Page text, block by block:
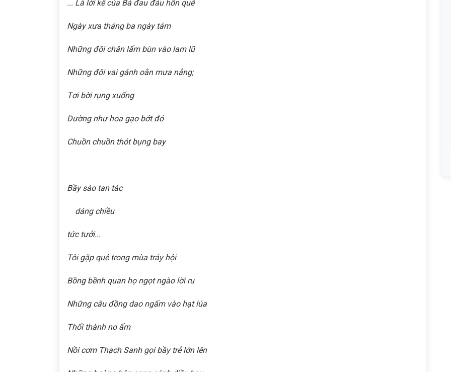
... Là lời kể của Bà đau đáu hồn quê
Ngày xưa tháng ba ngày tám
Những đôi chân lấm bùn vào lam lũ
Những đôi vai gánh oằn mưa nắng;
Tơi bời rụng xuống
Dường như hoa gạo bớt đỏ
Chuồn chuồn thót bụng bay
Bầy sáo tan tác
dáng chiều
tức tưởi...
Tôi gặp quê trong mùa trảy hội
Bồng bềnh quan họ ngọt ngào lời ru
Những câu đồng dao ngấm vào hạt lúa
Thổi thành no ấm
Nồi cơm Thạch Sanh gọi bầy trẻ lớn lên